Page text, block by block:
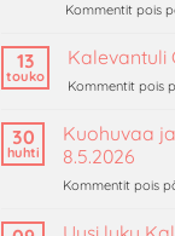
Kommentit pois
13
touko
Kalevantuli
Kommentit pois
30
huhti
Kuohuvaa
8.5.2026
Kommentit pois